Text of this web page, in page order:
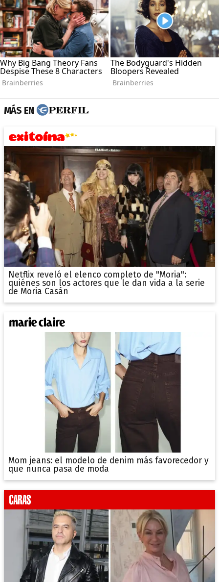
MÁS EN
Netflix reveló el elenco completo de "Moria":
quiénes son los actores que le dan vida a la serie
de Moria Casán
Mom jeans: el modelo de denim más favorecedor y
que nunca pasa de moda